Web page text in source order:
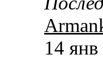
14